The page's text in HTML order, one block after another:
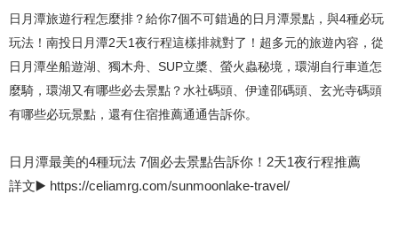
日月潭旅遊行程怎麼排？給你7個不可錯過的日月潭景點，與4種必玩
玩法！南投日月潭2天1夜行程這樣排就對了！超多元的旅遊內容，從
日月潭坐船遊湖、獨木舟、SUP立槳、螢火蟲秘境，環湖自行車道怎
麼騎，環湖又有哪些必去景點？水社碼頭、伊達邵碼頭、玄光寺碼頭
有哪些必玩景點，還有住宿推薦通通告訴你。
日月潭最美的4種玩法 7個必去景點告訴你！2天1夜行程推薦
詳文▶️ https://celiamrg.com/sunmoonlake-travel/